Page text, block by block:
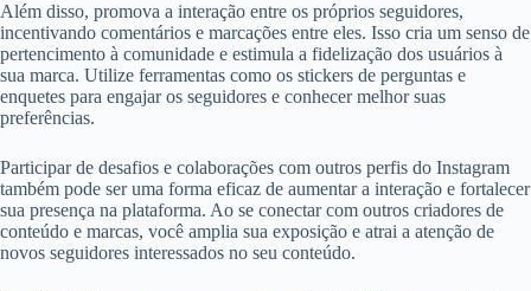
Além disso, promova a interação entre os próprios seguidores,
incentivando comentários e marcações entre eles. Isso cria um senso de
pertencimento à comunidade e estimula a fidelização dos usuários à
sua marca. Utilize ferramentas como os stickers de perguntas e
enquetes para engajar os seguidores e conhecer melhor suas
preferências.
Participar de desafios e colaborações com outros perfis do Instagram
também pode ser uma forma eficaz de aumentar a interação e fortalecer
sua presença na plataforma. Ao se conectar com outros criadores de
conteúdo e marcas, você amplia sua exposição e atrai a atenção de
novos seguidores interessados no seu conteúdo.